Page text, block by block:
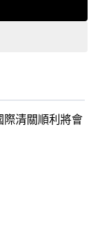
際清關順利將會